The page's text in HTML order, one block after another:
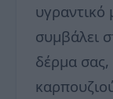
υγραντικό
συμβάλει
δέρμα σας,